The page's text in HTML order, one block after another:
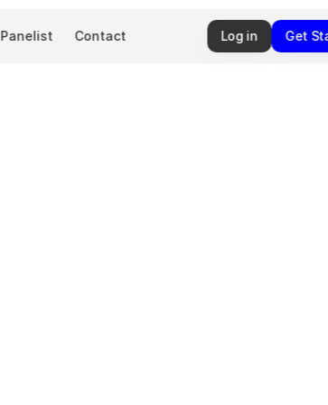
Panelist Contact Log in Get